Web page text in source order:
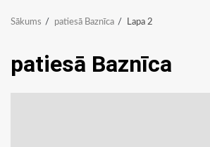
Sākums patiesā Baznīca Lapa 2
patiesā Baznīca